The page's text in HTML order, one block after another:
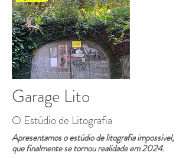
Garage Lito
O Estúdio de Litografia
Apresentamos o estúdio de litografia impossível,
que finalmente se tornou realidade em 2024.